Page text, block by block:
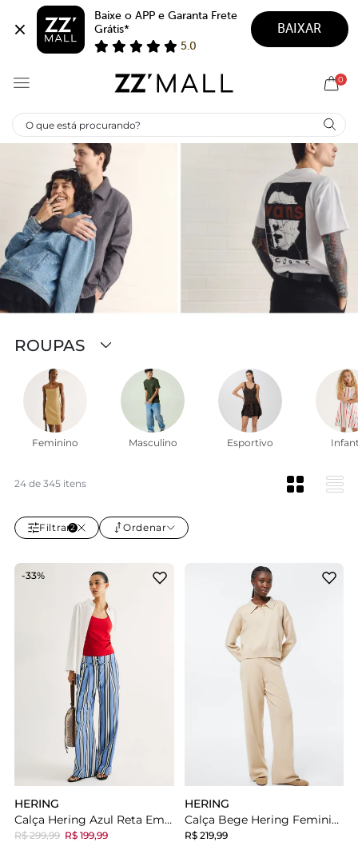
Baixe o APP e Garanta Frete
Grátis*
5.0
BAIXAR
0
ROUPAS
No ZZ MALL, encontrar a roupa perfeita é uma experiência
única e pessoal. Navegue por uma coleção que oferece
desde os essenciais do dia a dia até as peças para
momentos especiais, todas selecionadas para refletir as
últimas tendências.
Ler mais
Feminino Masculino Esportivo
24 de 345 itens
Filtrar2 Ordenar
-33%
HERING
Calça Hering Azul Reta Em Fio Tinto
R$ 299,99 R$ 199,99
HERING
Calça Bege Hering Feminina Reta Em Tricô
R$ 219,99